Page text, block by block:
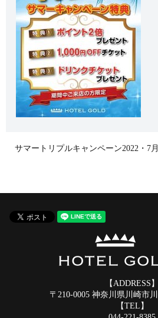
サマートリプルキャンペーン2022・7
【ADDRESS】
〒210-0005 神奈川県川崎市
【TEL】